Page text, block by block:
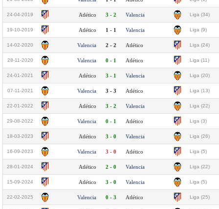
24-04-2019 Atlético 3 - 2 Valencia Liga (34)
19-10-2019 Atlético 1 - 1 Valencia Liga (9)
14-02-2020 Valencia 2 - 2 Atlético Liga (24)
28-11-2020 Valencia 0 - 1 Atlético Liga (11)
24-01-2021 Atlético 3 - 1 Valencia Liga (20)
07-11-2021 Valencia 3 - 3 Atlético Liga (13)
22-01-2022 Atlético 3 - 2 Valencia Liga (22)
29-08-2022 Valencia 0 - 1 Atlético Liga (3)
18-03-2023 Atlético 3 - 0 Valencia Liga (26)
16-09-2023 Valencia 3 - 0 Atlético Liga (5)
28-01-2024 Atlético 2 - 0 Valencia Liga (22)
15-09-2024 Atlético 3 - 0 Valencia Liga (5)
22-02-2025 Valencia 0 - 3 Atlético Liga (25)